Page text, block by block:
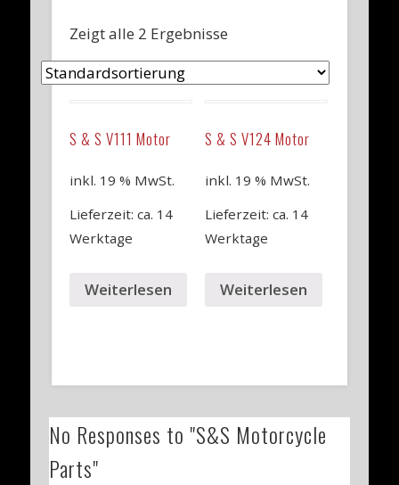
Zeigt alle 2 Ergebnisse
S & S V111 Motor
inkl. 19 % MwSt.
Lieferzeit: ca. 14
Werktage
Weiterlesen
S & S V124 Motor
inkl. 19 % MwSt.
Lieferzeit: ca. 14
Werktage
Weiterlesen
No Responses to "S&S Motorcycle
Parts"